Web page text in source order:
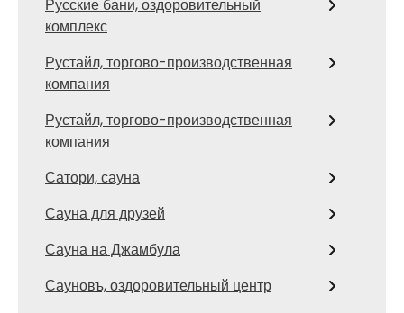
Русские бани, оздоровительный
комплекс
Рустайл, торгово-производственная
компания
Рустайл, торгово-производственная
компания
Сатори, сауна
Сауна для друзей
Сауна на Джамбула
Сауновъ, оздоровительный центр